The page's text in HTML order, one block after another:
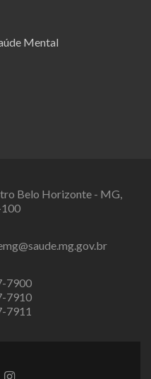
Mental
Belo Horizonte - MG,
7900
7910
7911
Link